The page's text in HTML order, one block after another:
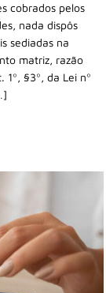
cobrados pelos
nada dispôs
sediadas na
matriz, razão
§3º, da Lei nº